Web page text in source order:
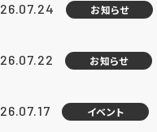
26.07.24 お知らせ
26.07.22 お知らせ
26.07.17 イベント